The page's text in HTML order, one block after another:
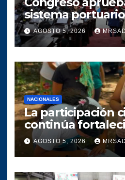
sistema portuario
AGOSTO 5, 2026
NACIONALES
La participación
continúa
crecimiento del
político SERVIR
municipio de
AGOSTO 5, 2026